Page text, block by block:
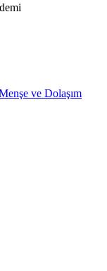
ve Dolaşım